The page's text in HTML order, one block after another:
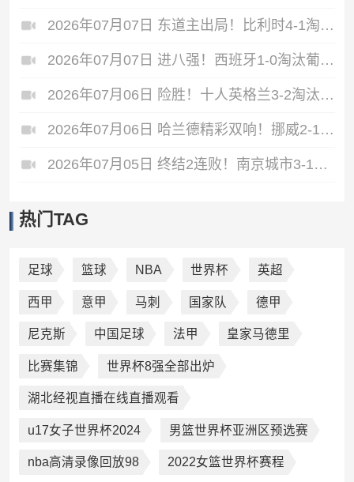
2026年07月07日 东道主出局！比利时4-1淘汰美国 CDK2射1传 巴洛贡补时被换下
2026年07月07日 进八强！西班牙1-0淘汰葡萄牙 梅里诺91分钟绝杀41岁C罗最后一舞
2026年07月06日 险胜！十人英格兰3-2淘汰墨西哥 贝林双响凯恩点射+送点宽萨直红
2026年07月06日 哈兰德精彩双响！挪威2-1淘汰五星巴西 内马尔点射吉马良斯失点
2026年07月05日 终结2连败！南京城市3-1佛山南狮 恩戈姆建功朱启文双响
热门TAG
足球 篮球 NBA 世界杯 英超
西甲 意甲 马刺 国家队 德甲
尼克斯 中国足球 法甲 皇家马德里
比赛集锦 世界杯8强全部出炉
湖北经视直播在线直播观看
u17女子世界杯2024 男篮世界杯亚洲区预选赛
nba高清录像回放98 2022女篮世界杯赛程